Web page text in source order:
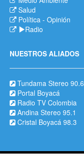
Salud
Política - Opinión
Radio
NUESTROS ALIADOS
Tundama Stereo 90.6
Portal Boyacá
Radio TV Colombia
Andina Stereo 95.1
Cristal Boyacá 98.3